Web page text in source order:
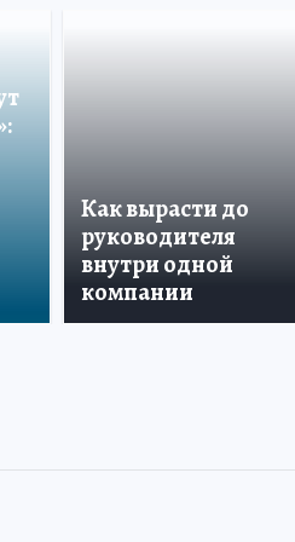
Как вырасти до
руководителя
внутри одной
компании